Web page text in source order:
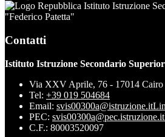
Istituto Istruzione
"Federico Patetta"
Contatti
Istituto Istruzione Secondario
Via XXV Aprile, 76 - 17014 Cairo
Tel: +39 019 504684
Email: svis00300a@istruzione.it
PEC: svis00300a@pec.istruzione.it
C.F.: 80003520097